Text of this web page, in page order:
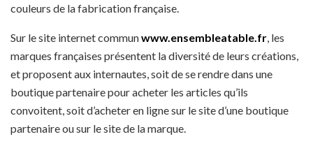
couleurs de la fabrication française.
Sur le site internet communwww.ensembleatable.fr , les
marques françaises présentent la diversité de leurs créations,
et proposent aux internautes, soit de se rendre dans une
boutique partenaire pour acheter les articles qu’ils
convoitent, soit d’acheter en ligne sur le site d’une boutique
partenaire ou sur le site de la marque.